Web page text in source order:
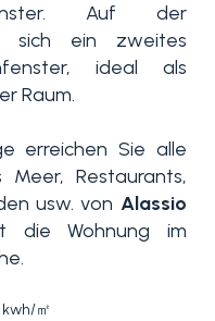
Auf der
sich ein zweites
ideal als
Raum.
erreichen Sie alle
Restaurants,
usw. von Alassio
die Wohnung im
kwh/㎡